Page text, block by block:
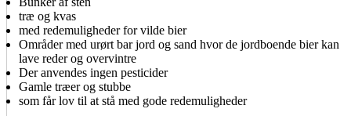
træ og kvas
med redemuligheder for vilde bier
Områder med urørt bar jord og sand hvor de jordboende bier kan
lave reder og overvintre
Der anvendes ingen pesticider
Gamle træer og stubbe
som får lov til at stå med gode redemuligheder